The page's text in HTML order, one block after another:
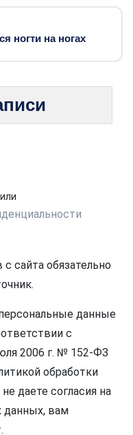
ногти на ногах
сайта обязательно
данные
с
2006 г. № 152-ФЗ
обработки
даете согласия на
данных, вам